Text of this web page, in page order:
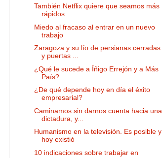
También Netflix quiere que seamos más
rápidos
Miedo al fracaso al entrar en un nuevo
trabajo
Zaragoza y su lío de persianas cerradas
y puertas ...
¿Qué le sucede a Íñigo Errejón y a Más
País?
¿De qué depende hoy en día el éxito
empresarial?
Caminamos sin darnos cuenta hacia una
dictadura, y...
Humanismo en la televisión. Es posible y
hoy existió
10 indicaciones sobre trabajar en